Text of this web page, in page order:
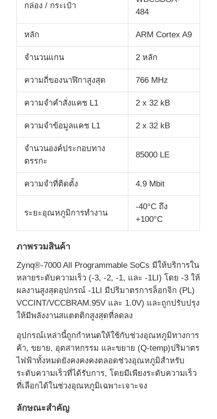
หน่วยไมโครคอนโทรลเลอร์ MCU
ระบบบนชิป (SOC)
CPLD PLD
เครื่องตรวจจับความร้อนอินฟราเรด
ชิปไอซี DSP
ชิปหน่วยความจำ DRAM
ชิป EEPROM
ชิป PSRAM
ชิป SRAM
แฟลช NOR
EPROM IC
กล่อง / กระเป๋า
484
หลัก ARM Cortex A9
จํานวนแกน 2 หลัก
ความถี่ของนาฬิกาสูงสุด 766 MHz
ความจําคําสั่งแคช L1 2 x 32 kB
ความจําข้อมูลแคช L1 2 x 32 kB
จํานวนองค์ประกอบทาง
ตรรกะ
85000 LE
ความจําที่ติดตั้ง 4.9 Mbit
ระยะอุณหภูมิการทํางาน
-40°C ถึง
+100°C
ภาพรวมสินค้า
Zynq®-7000 All Programmable SoCs มีให้บริการใน
หลายระดับความเร็ว (-3, -2, -1, และ -1LI) โดย -3 ให้
ผลงานสูงสุดอุปกรณ์ -1LI มีปริมาตรการล็อกจิก (PL)
VCCINT/VCCBRAM.95V และ 1.0V) และถูกปรับปรุง
ให้มีพลังงานสแตตติกสูงสุดที่ลดลง
อุปกรณ์เหล่านี้ถูกกําหนดให้ใช้กับช่วงอุณหภูมิทางการ
ค้า, ขยาย, อุตสาหกรรม และขยาย (Q-temp)ปริมาตร
ไฟฟ้าทั้งหมดยังคงคงคงตลอดช่วงอุณหภูมิสําหรับ
ระดับความเร็วที่ได้รับการ, โดยมีเพียงระดับความเร็ว
ที่เลือกได้ในช่วงอุณหภูมิเฉพาะเจาะจง
ลักษณะสําคัญ